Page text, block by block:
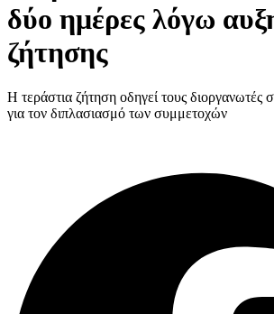
δύο ημέρες λόγω
ζήτησης
Η τεράστια ζήτηση οδηγεί τους διοργανωτές
για τον διπλασιασμό των συμμετοχών